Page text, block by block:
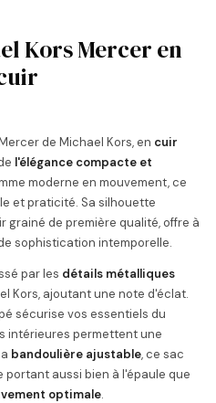
Kors Mercer en
de Michael Kors, en cuir
l'élégance compacte et
moderne en mouvement, ce
et praticité. Sa silhouette
grainé de première qualité, offre à
sophistication intemporelle.
par les détails métalliques
Kors, ajoutant une note d'éclat.
sécurise vos essentiels du
intérieures permettent une
bandoulière ajustable, ce sac
aussi bien à l'épaule que
optimale.